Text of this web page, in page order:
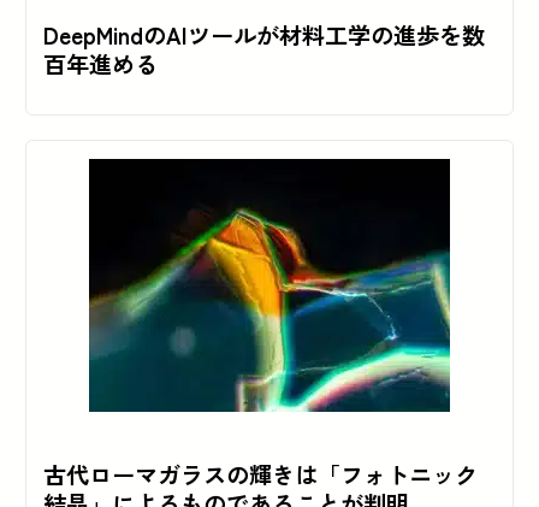
DeepMindのAIツールが材料工学の進歩を数
百年進める
古代ローマガラスの輝きは「フォトニック